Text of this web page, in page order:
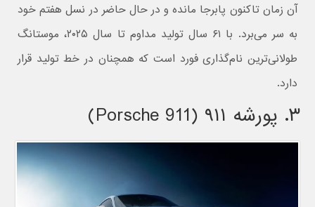
آن زمان تاکنون پابرجا مانده و در حال حاضر در نسل هفتم خود
به سر می‌برد. با ۶۱ سال تولید مداوم تا سال ۲۰۲۵، موستانگ
طولانی‌ترین نام‌گذاری فورد است که همچنان در خط تولید قرار
دارد.
۳. پورشه ۹۱۱ (Porsche 911)